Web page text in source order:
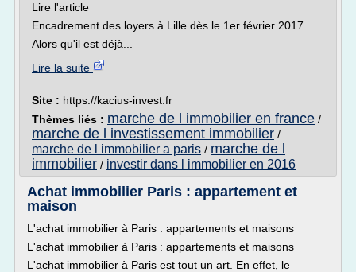
Lire l'article
Encadrement des loyers à Lille dès le 1er février 2017
Alors qu'il est déjà...
Lire la suite
Site : https://kacius-invest.fr
Thèmes liés : marche de l immobilier en france /
marche de l investissement immobilier /
marche de l immobilier a paris / marche de l
immobilier / investir dans l immobilier en 2016
Achat immobilier Paris : appartement et
maison
L'achat immobilier à Paris : appartements et maisons
L'achat immobilier à Paris : appartements et maisons
L'achat immobilier à Paris est tout un art. En effet, le